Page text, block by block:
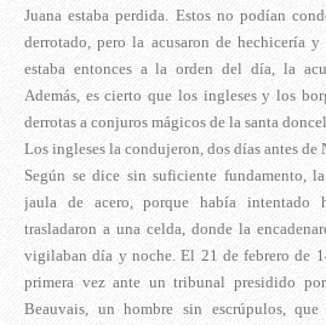
Juana estaba perdida. Estos no podían
derrotado, pero la acusaron de hechicería
estaba entonces a la orden del día, la
Además, es cierto que los ingleses y los
derrotas a conjuros mágicos de la santa
Los ingleses la condujeron, dos días antes
Según se dice sin suficiente fundamento,
jaula de acero, porque había intentado
trasladaron a una celda, donde la
vigilaban día y noche. El 21 de febrero de
primera vez ante un tribunal presidido
Beauvais, un hombre sin escrúpulos, que